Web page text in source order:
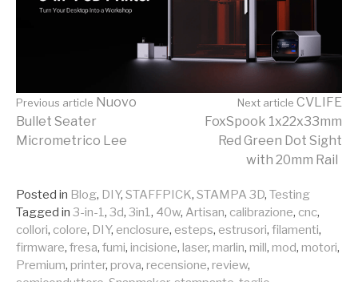
Continue
Previous article Nuovo
Bullet Seater
Micrometrico Lee
Next article CVLIFE
FoxSpook 1x22x33mm
Red Green Dot Sight
with 20mm Rail
Posted in Blog, DIY, STAFFPICK, STAMPA 3D, Testing
Tagged in 3-in-1, 3d, 3in1, 40w, Artisan, calibrazione, cnc,
collori, colore, DIY, enclosure, esteps, estrusori, filamenti,
firmware, fresa, fumi, incisione, laser, marlin, mill, mod, motori,
Premium, printer, prova, recensione, review,